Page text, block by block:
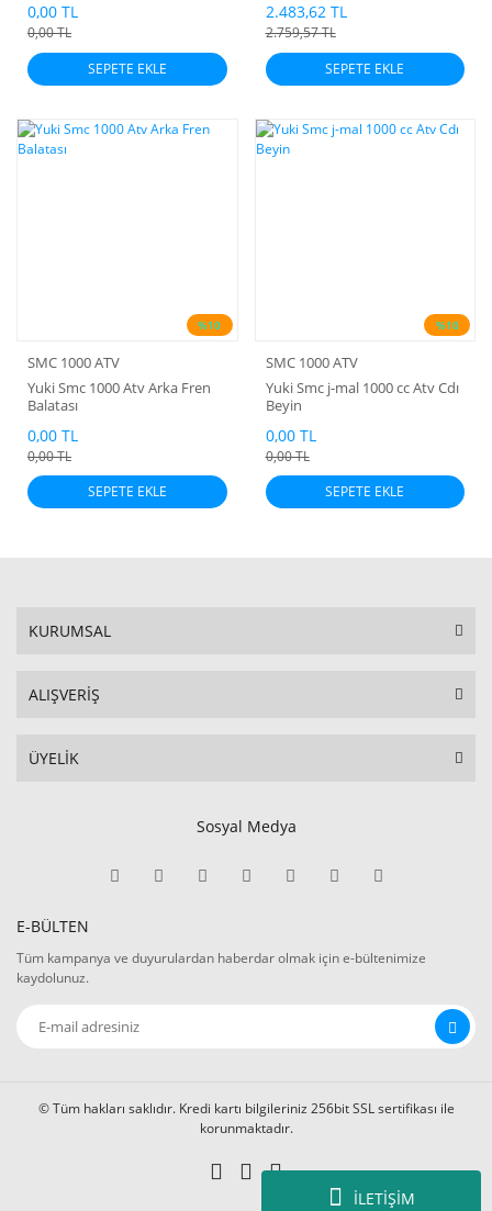
İLETİŞİM
0,00 TL
0,00 TL
SEPETE EKLE
2.483,62 TL
2.759,57 TL
SEPETE EKLE
%10
SMC 1000 ATV
Yuki Smc 1000 Atv Arka Fren
Balatası
0,00 TL
0,00 TL
SEPETE EKLE
%10
SMC 1000 ATV
Yuki Smc j-mal 1000 cc Atv Cdı
Beyin
0,00 TL
0,00 TL
SEPETE EKLE
KURUMSAL
ALIŞVERİŞ
ÜYELİK
Sosyal Medya
E-BÜLTEN
Tüm kampanya ve duyurulardan haberdar olmak için e-bültenimize
kaydolunuz.
© Tüm hakları saklıdır. Kredi kartı bilgileriniz 256bit SSL sertifikası ile
korunmaktadır.